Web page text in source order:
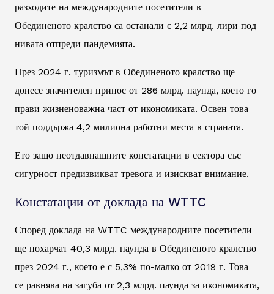
разходите на международните посетители в
Обединеното кралство са останали с 2,2 млрд. лири под
нивата отпреди пандемията.
През 2024 г. туризмът в Обединеното кралство ще
донесе значителен принос от 286 млрд. паунда, което го
прави жизненоважна част от икономиката. Освен това
той поддържа 4,2 милиона работни места в страната.
Ето защо неотдавнашните констатации в сектора със
сигурност предизвикват тревога и изискват внимание.
Констатации от доклада на WTTC
Според доклада на WTTC международните посетители
ще похарчат 40,3 млрд. паунда в Обединеното кралство
през 2024 г., което е с 5,3% по-малко от 2019 г. Това
се равнява на загуба от 2,3 млрд. паунда за икономиката,